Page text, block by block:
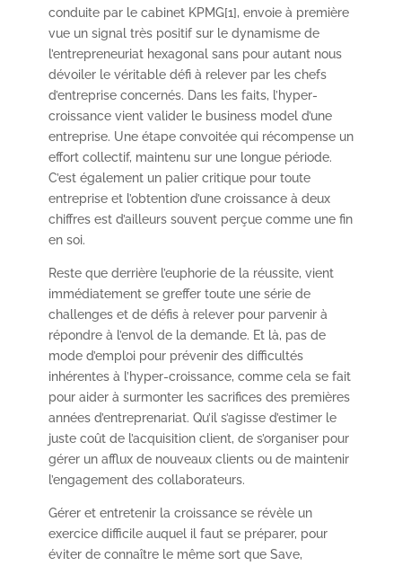
conduite par le cabinet KPMG[1], envoie à première
vue un signal très positif sur le dynamisme de
l’entrepreneuriat hexagonal sans pour autant nous
dévoiler le véritable défi à relever par les chefs
d’entreprise concernés. Dans les faits, l’hyper-
croissance vient valider le business model d’une
entreprise. Une étape convoitée qui récompense un
effort collectif, maintenu sur une longue période.
C’est également un palier critique pour toute
entreprise et l’obtention d’une croissance à deux
chiffres est d’ailleurs souvent perçue comme une fin
en soi.
Reste que derrière l’euphorie de la réussite, vient
immédiatement se greffer toute une série de
challenges et de défis à relever pour parvenir à
répondre à l’envol de la demande. Et là, pas de
mode d’emploi pour prévenir des difficultés
inhérentes à l’hyper-croissance, comme cela se fait
pour aider à surmonter les sacrifices des premières
années d’entreprenariat. Qu’il s’agisse d’estimer le
juste coût de l’acquisition client, de s’organiser pour
gérer un afflux de nouveaux clients ou de maintenir
l’engagement des collaborateurs.
Gérer et entretenir la croissance se révèle un
exercice difficile auquel il faut se préparer, pour
éviter de connaître le même sort que Save,